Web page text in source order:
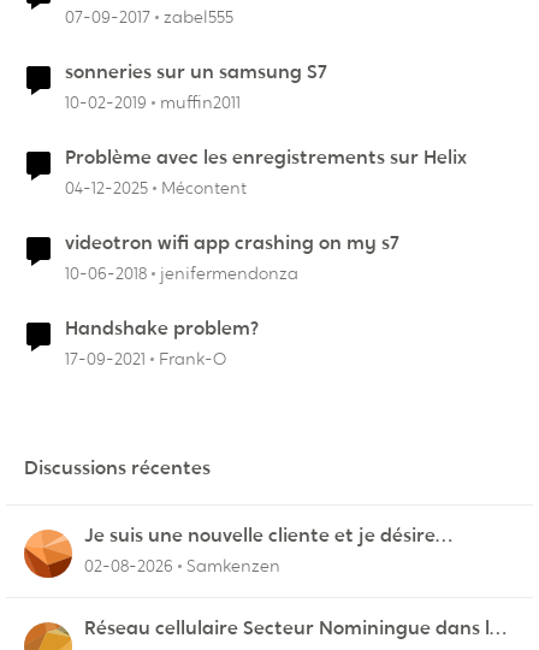
07-09-2017 zabel555
sonneries sur un samsung S7
10-02-2019 muffin2011
Problème avec les enregistrements sur Helix
04-12-2025 Mécontent
videotron wifi app crashing on my s7
10-06-2018 jenifermendonza
Handshake problem?
17-09-2021 Frank-O
Discussions récentes
Je suis une nouvelle cliente et je désire
connecter mon appareil sur videotron
02-08-2026 Samkenzen
Réseau cellulaire Secteur Nominingue dans les